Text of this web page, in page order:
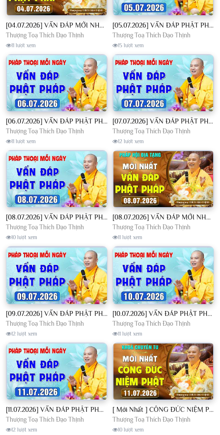
[04.07.2026] VẤN ĐÁP MỚI NHẤT - Pháp Hội Địa Tạng Chùa Khai Nguyên | TT. Thích Đạo Thịnh
Thượng Toạ Thích Đạo Thịnh
11 lượt xem
[05.07.2026] VẤN ĐÁP PHẬT PHÁP - Nghe Thầy giảng Pháp mỗi ngày CÔNG ĐỨC VÔ LƯỢNG│TT. Thích Đạo Thịnh
Thượng Toạ Thích Đạo Thịnh
15 lượt xem
[06.07.2026] VẤN ĐÁP PHẬT PHÁP - Nghe Thầy giảng Pháp mỗi ngày CÔNG ĐỨC VÔ LƯỢNG│TT. Thích Đạo Thịnh
Thượng Toạ Thích Đạo Thịnh
11 lượt xem
[07.07.2026] VẤN ĐÁP PHẬT PHÁP - Nghe Thầy giảng Pháp mỗi ngày CÔNG ĐỨC VÔ LƯỢNG│TT. Thích Đạo Thịnh
Thượng Toạ Thích Đạo Thịnh
12 lượt xem
[08.07.2026] VẤN ĐÁP PHẬT PHÁP - Nghe Thầy giảng Pháp mỗi ngày CÔNG ĐỨC VÔ LƯỢNG│TT. Thích Đạo Thịnh
Thượng Toạ Thích Đạo Thịnh
10 lượt xem
[08.07.2026] VẤN ĐÁP MỚI NHẤT - Pháp Hội Địa Tạng Chùa Khai Nguyên | TT. Thích Đạo Thịnh
Thượng Toạ Thích Đạo Thịnh
11 lượt xem
[09.07.2026] VẤN ĐÁP PHẬT PHÁP - Nghe Thầy giảng Pháp mỗi ngày CÔNG ĐỨC VÔ LƯỢNG│TT. Thích Đạo Thịnh
Thượng Toạ Thích Đạo Thịnh
12 lượt xem
[10.07.2026] VẤN ĐÁP PHẬT PHÁP - Nghe Thầy giảng Pháp mỗi ngày CÔNG ĐỨC VÔ LƯỢNG│TT. Thích Đạo Thịnh
Thượng Toạ Thích Đạo Thịnh
11 lượt xem
[11.07.2026] VẤN ĐÁP PHẬT PHÁP - Nghe Thầy giảng Pháp mỗi ngày CÔNG ĐỨC VÔ LƯỢNG│TT. Thích Đạo Thịnh
Thượng Toạ Thích Đạo Thịnh
12 lượt xem
[ Mới Nhất ] CÔNG ĐỨC NIỆM PHẬT - Khoá Chuyên Tu Chùa Khai Nguyên 11/07/2026 | TT. Thích Đạo Thịnh
Thượng Toạ Thích Đạo Thịnh
10 lượt xem